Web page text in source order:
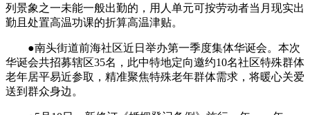
列景象之一未能一般出勤的，用人单元可按劳动者当月现实出
勤且处置高温功课的折算高温津贴。
●南头街道前海社区近日举办第一季度集体华诞会。本次
华诞会共招募辖区35名，此中特地定向邀约10名社区特殊群体
老年居平易近参取，精准聚焦特殊老年群体需求，将暖心关爱
送到群众身边。